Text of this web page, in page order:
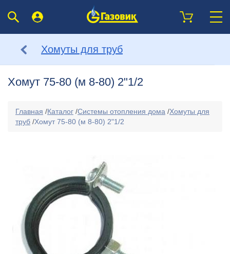
Хомуты для труб
Хомут 75-80 (м 8-80) 2"1/2
Главная /Каталог /Системы отопления дома /Хомуты для
труб /Хомут 75-80 (м 8-80) 2"1/2